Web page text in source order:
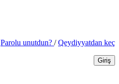
Parolu unutdun? /Qeydiyyatdan keç
Giriş